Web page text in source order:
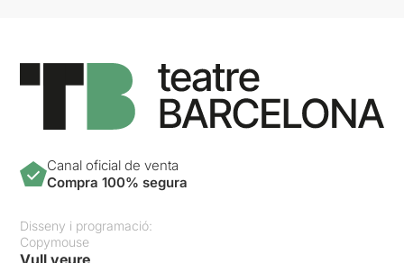
Canal oficial de venta
Compra 100% segura
Disseny i programació:
Copymouse
Vull veure